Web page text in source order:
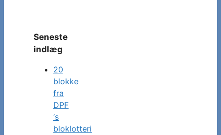
Seneste
indlæg
20
blokke
fra
DPF
‘s
bloklotteri